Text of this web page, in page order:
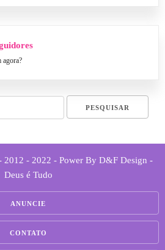
agora?
2012 - 2022 - Power By D&F Design -
Deus é Tudo
ANUNCIE
CONTATO